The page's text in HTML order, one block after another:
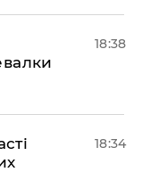
18:38
18:34